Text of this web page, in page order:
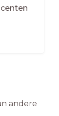
andere